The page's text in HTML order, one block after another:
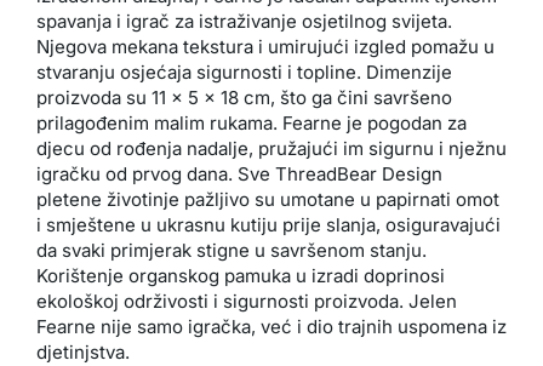
spavanja i igrač za istraživanje osjetilnog svijeta.
Njegova mekana tekstura i umirujući izgled pomažu u
stvaranju osjećaja sigurnosti i topline. Dimenzije
proizvoda su 11 x 5 x 18 cm, što ga čini savršeno
prilagođenim malim rukama. Fearne je pogodan za
djecu od rođenja nadalje, pružajući im sigurnu i nježnu
igračku od prvog dana. Sve ThreadBear Design
pletene životinje pažljivo su umotane u papirnati omot
i smještene u ukrasnu kutiju prije slanja, osiguravajući
da svaki primjerak stigne u savršenom stanju.
Korištenje organskog pamuka u izradi doprinosi
ekološkoj održivosti i sigurnosti proizvoda. Jelen
Fearne nije samo igračka, već i dio trajnih uspomena iz
djetinjstva.